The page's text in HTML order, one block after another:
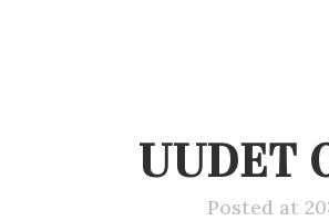
UUDET
Posted at